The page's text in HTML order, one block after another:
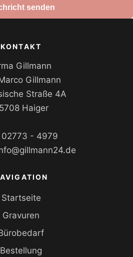
senden
KONTAKT
Gillmann
Gillmann
Straße 4A
Haiger
02773 - 4979
Startseite
Gravuren
Bestellung